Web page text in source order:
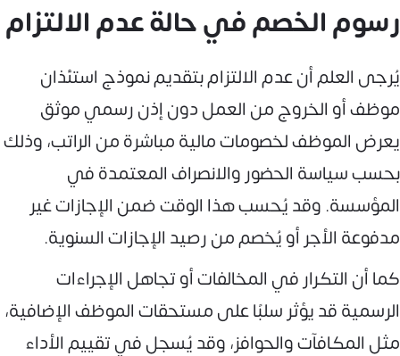
رسوم الخصم في حالة عدم الالتزام
يُرجى العلم أن عدم الالتزام بتقديم نموذج استئذان
موظف أو الخروج من العمل دون إذن رسمي موثق
يعرض الموظف لخصومات مالية مباشرة من الراتب، وذلك
بحسب سياسة الحضور والانصراف المعتمدة في
المؤسسة. وقد يُحسب هذا الوقت ضمن الإجازات غير
مدفوعة الأجر أو يُخصم من رصيد الإجازات السنوية.
كما أن التكرار في المخالفات أو تجاهل الإجراءات
الرسمية قد يؤثر سلبًا على مستحقات الموظف الإضافية،
مثل المكافآت والحوافز، وقد يُسجل في تقييم الأداء